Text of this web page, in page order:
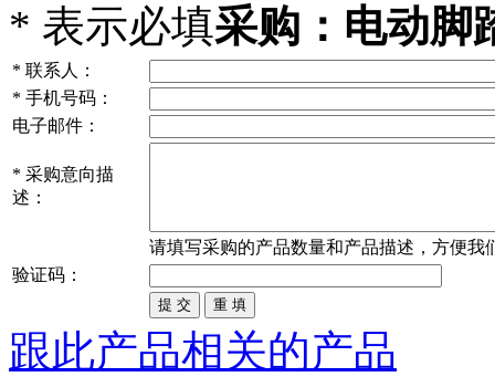
* 表示必填采购：电动脚
* 联系人：
* 手机号码：
电子邮件：
* 采购意向描
述：
请填写采购的产品数量和产品描述，方便我
验证码：
跟此产品相关的产品